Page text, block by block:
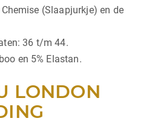
(Slaapjurkje) en de
36 t/m 44.
en 5% Elastan.
LONDON